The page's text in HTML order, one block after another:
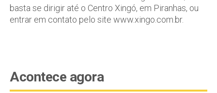
basta se dirigir até o Centro Xingó, em Piranhas, ou
entrar em contato pelo site www.xingo.com.br.
Acontece agora